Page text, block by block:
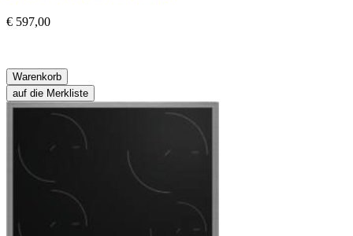
€ 597,00
Warenkorb
auf die Merkliste